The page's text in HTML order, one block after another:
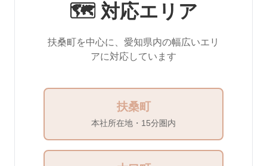
🗺️ 対応エリア
扶桑町を中心に、愛知県内の幅広いエリ
アに対応しています
扶桑町
本社所在地・15分圏内